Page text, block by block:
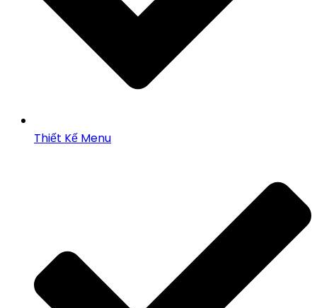
Thiết Kế Menu